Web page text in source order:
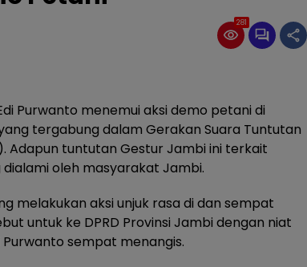
281
Purwanto menemui aksi demo petani di
tergabung dalam Gerakan Suara Tuntutan
Adapun tuntutan Gestur Jambi ini terkait
oleh masyarakat Jambi.
melakukan aksi unjuk rasa di dan sempat
untuk ke DPRD Provinsi Jambi dengan niat
sempat menangis.